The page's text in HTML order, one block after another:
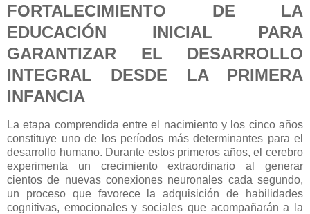
FORTALECIMIENTO DE LA
EDUCACIÓN INICIAL PARA
GARANTIZAR EL DESARROLLO
INTEGRAL DESDE LA PRIMERA
INFANCIA
La etapa comprendida entre el nacimiento y los cinco años
constituye uno de los períodos más determinantes para el
desarrollo humano. Durante estos primeros años, el cerebro
experimenta un crecimiento extraordinario al generar
cientos de nuevas conexiones neuronales cada segundo,
un proceso que favorece la adquisición de habilidades
cognitivas, emocionales y sociales que acompañarán a la